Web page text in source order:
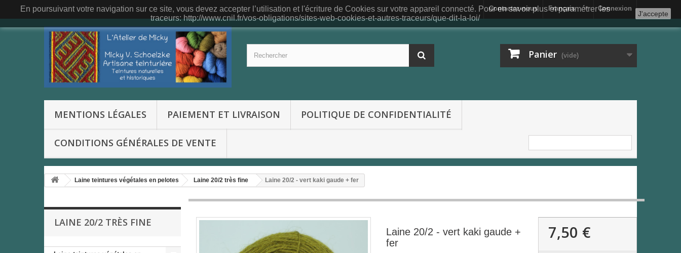
En poursuivant votre navigation sur ce site, vous devez accepter l’utilisation et l'écriture de Cookies sur votre appareil connecté. Pour en savoir plus et paramétrer les
traceurs: http://www.cnil.fr/vos-obligations/sites-web-cookies-et-autres-traceurs/que-dit-la-loi/
J'accepte
Connexion
Français
Contactez-nous
Panier (vide)
MENTIONS LÉGALES PAIEMENT ET LIVRAISON POLITIQUE DE CONFIDENTIALITÉ
CONDITIONS GÉNÉRALES DE VENTE
Laine teintures végétales en pelotes Laine 20/2 très fine Laine 20/2 - vert kaki gaude + fer
LAINE 20/2 TRÈS FINE
Laine 20/2 - vert kaki gaude +
fer
7,50 €